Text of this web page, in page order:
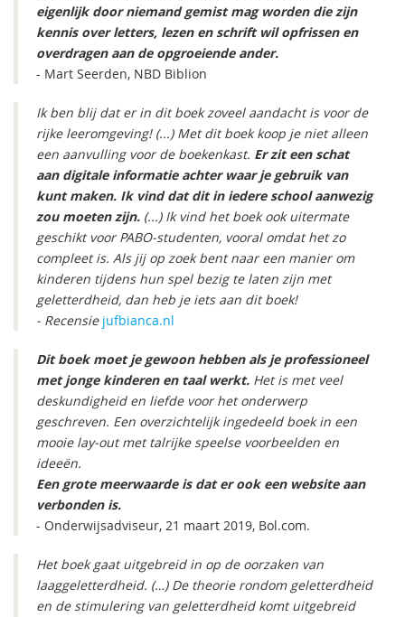
eigenlijk door niemand gemist mag worden die zijn
kennis over letters, lezen en schrift wil opfrissen en
overdragen aan de opgroeiende ander.
- Mart Seerden, NBD Biblion
Ik ben blij dat er in dit boek zoveel aandacht is voor de
rijke leeromgeving! (...) Met dit boek koop je niet alleen
een aanvulling voor de boekenkast. Er zit een schat
aan digitale informatie achter waar je gebruik van
kunt maken. Ik vind dat dit in iedere school aanwezig
zou moeten zijn. (...) Ik vind het boek ook uitermate
geschikt voor PABO-studenten, vooral omdat het zo
compleet is. Als jij op zoek bent naar een manier om
kinderen tijdens hun spel bezig te laten zijn met
geletterdheid, dan heb je iets aan dit boek!
- Recensie jufbianca.nl
Dit boek moet je gewoon hebben als je professioneel
met jonge kinderen en taal werkt. Het is met veel
deskundigheid en liefde voor het onderwerp
geschreven. Een overzichtelijk ingedeeld boek in een
mooie lay-out met talrijke speelse voorbeelden en
ideeën.
Een grote meerwaarde is dat er ook een website aan
verbonden is.
- Onderwijsadviseur, 21 maart 2019, Bol.com.
Het boek gaat uitgebreid in op de oorzaken van
laaggeletterdheid. (…) De theorie rondom geletterdheid
en de stimulering van geletterdheid komt uitgebreid